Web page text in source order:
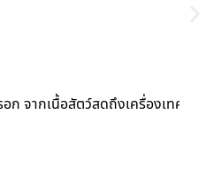
ก จากเนื้อสัตว์สดถึงเครื่องเทศ อะ